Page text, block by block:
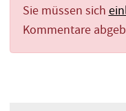
Sie müssen sich
Kommentare